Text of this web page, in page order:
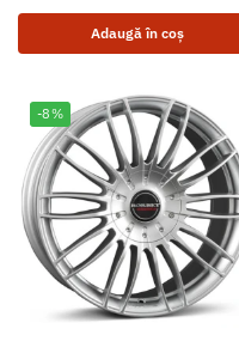
Adaugă în coș
-8%